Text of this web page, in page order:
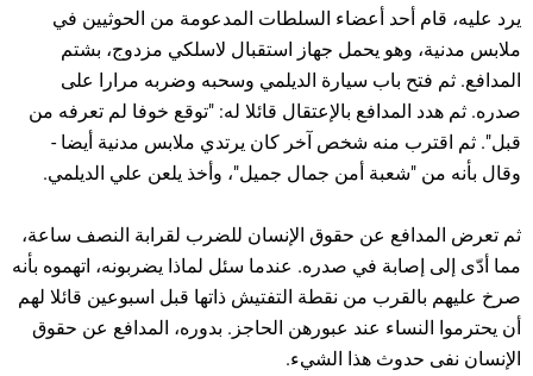
يرد عليه، قام أحد أعضاء السلطات المدعومة من الحوثيين في
ملابس مدنية، وهو يحمل جهاز استقبال لاسلكي مزدوج، بشتم
المدافع. ثم فتح باب سيارة الديلمي وسحبه وضربه مرارا على
صدره. ثم هدد المدافع بالإعتقال قائلا له: "توقع خوفا لم تعرفه من
قبل". ثم اقترب منه شخص آخر كان يرتدي ملابس مدنية أيضا -
وقال بأنه من "شعبة أمن جمال جميل"، وأخذ يلعن علي الديلمي.
ثم تعرض المدافع عن حقوق الإنسان للضرب لقرابة النصف ساعة،
مما أدّى إلى إصابة في صدره. عندما سئل لماذا يضربونه، اتهموه بأنه
صرخ عليهم بالقرب من نقطة التفتيش ذاتها قبل اسبوعين قائلا لهم
أن يحترموا النساء عند عبورهن الحاجز. بدوره، المدافع عن حقوق
الإنسان نفى حدوث هذا الشيء.